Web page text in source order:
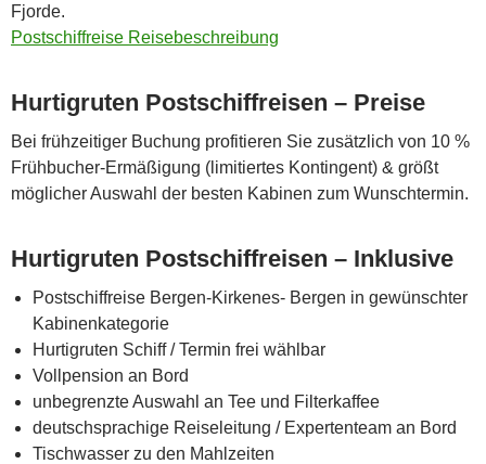
Fjorde.
Postschiffreise Reisebeschreibung
Hurtigruten Postschiffreisen – Preise
Bei frühzeitiger Buchung profitieren Sie zusätzlich von 10 %
Frühbucher-Ermäßigung (limitiertes Kontingent) & größt
möglicher Auswahl der besten Kabinen zum Wunschtermin.
Hurtigruten Postschiffreisen – Inklusive
Postschiffreise Bergen-Kirkenes- Bergen in gewünschter
Kabinenkategorie
Hurtigruten Schiff / Termin frei wählbar
Vollpension an Bord
unbegrenzte Auswahl an Tee und Filterkaffee
deutschsprachige Reiseleitung / Expertenteam an Bord
Tischwasser zu den Mahlzeiten